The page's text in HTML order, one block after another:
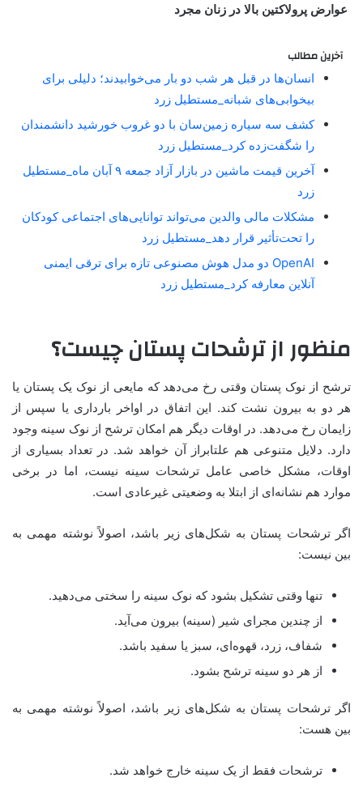
عوارض پرولاکتین بالا در زنان مجرد
آخرین مطالب
انسان‌ها در قبل هر شب دو بار می‌خوابیدند؛ دلیلی برای
بیخوابی‌های شبانه_مستطیل زرد
کشف سه سیاره زمین‌سان با دو غروب خورشید دانشمندان
را شگفت‌زده کرد_مستطیل زرد
آخرین قیمت ماشین در بازار آزاد جمعه ۹ آبان ماه_مستطیل
زرد
مشکلات مالی والدین می‌تواند توانایی‌های اجتماعی کودکان
را تحت‌تأثیر قرار دهد_مستطیل زرد
OpenAI دو مدل هوش مصنوعی تازه برای ترقی ایمنی
آنلاین معارفه کرد_مستطیل زرد
منظور از ترشحات پستان چیست؟
ترشح از نوک پستان وقتی رخ می‌دهد که مایعی از نوک یک پستان یا
هر دو به بیرون نشت کند. این اتفاق در اواخر بارداری یا سپس از
زایمان رخ می‌دهد. در اوقات دیگر هم امکان ترشح از نوک سینه وجود
دارد. دلایل متنوعی هم علتابراز آن خواهد شد. در تعداد بسیاری از
اوقات، مشکل خاصی عامل ترشحات سینه نیست، اما در برخی
موارد هم نشانه‌ای از ابتلا به وضعیتی غیرعادی است.
اگر ترشحات پستان به شکل‌های زیر باشد، اصولاً نوشته مهمی به
بین نیست:
تنها وقتی تشکیل بشود که نوک سینه را سختی می‌دهید.
از چندین مجرای شیر (سینه) بیرون می‌آید.
شفاف، زرد، قهوه‌ای، سبز یا سفید باشد.
از هر دو سینه ترشح بشود.
اگر ترشحات پستان به شکل‌های زیر باشد، اصولاً نوشته مهمی به
بین هست:
ترشحات فقط از یک سینه خارج خواهد شد.